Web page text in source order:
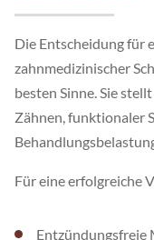
Die Entscheidung für
zahnmedizinischer
besten Sinne. Sie
Zähnen, funktionaler
Für eine erfolgreiche
Entzündungsfreie